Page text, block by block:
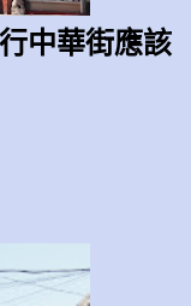
中華街應該